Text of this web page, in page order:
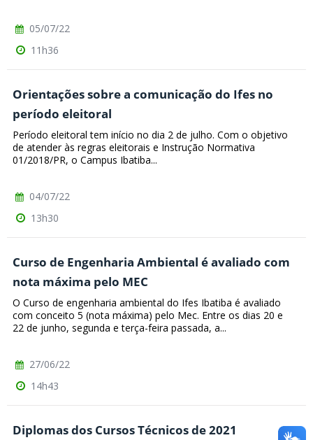
05/07/22
11h36
Orientações sobre a comunicação do Ifes no
período eleitoral
Período eleitoral tem início no dia 2 de julho. Com o objetivo
de atender às regras eleitorais e Instrução Normativa
01/2018/PR, o Campus Ibatiba...
04/07/22
13h30
Curso de Engenharia Ambiental é avaliado com
nota máxima pelo MEC
O Curso de engenharia ambiental do Ifes Ibatiba é avaliado
com conceito 5 (nota máxima) pelo Mec. Entre os dias 20 e
22 de junho, segunda e terça-feira passada, a...
27/06/22
14h43
Diplomas dos Cursos Técnicos de 2021